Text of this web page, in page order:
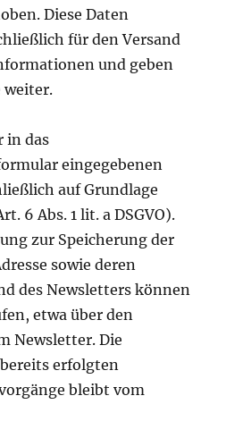
Diese Daten
für den Versand
und geben
weiter.
in das
eingegebenen
auf Grundlage
6 Abs. 1 lit. a DSGVO).
zur Speicherung der
sowie deren
des Newsletters können
etwa über den
Newsletter. Die
erfolgten
bleibt vom